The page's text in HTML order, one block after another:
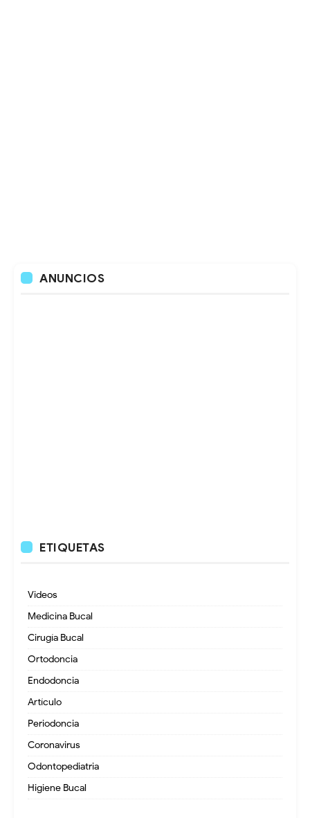
ANUNCIOS
ETIQUETAS
Videos
Medicina Bucal
Cirugía Bucal
Ortodoncia
Endodoncia
Artículo
Periodoncia
Coronavirus
Odontopediatria
Higiene Bucal